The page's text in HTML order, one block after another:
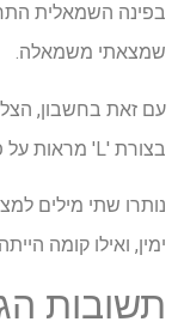
בפינה השמאלית
שמצאתי משמאלה.
בצורת 'L' מראות על פני הלוח.
נותרו שתי מילים
ימין, ואילו קומה
תשובות